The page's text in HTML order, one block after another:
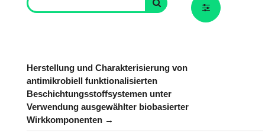
Herstellung und Charakterisierung von
antimikrobiell funktionalisierten
Beschichtungsstoffsystemen unter
Verwendung ausgewählter biobasierter
Wirkkomponenten